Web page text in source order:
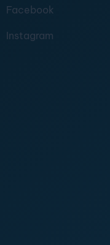
Facebook
Instagram